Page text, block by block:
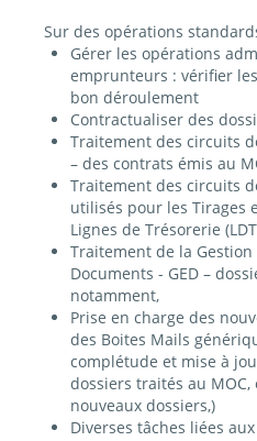
Sur des opérations
Gérer les opérations
emprunteurs : vérifier
bon déroulement
Contractualiser des
Traitement des circuits
– des contrats émis au
Traitement des circuits
utilisés pour les Tirages
Lignes de Trésorerie
Traitement de la
Documents - GED –
notamment,
Prise en charge des
des Boites Mails
complétude et mise à
dossiers traités au
nouveaux dossiers,)
Diverses tâches liées